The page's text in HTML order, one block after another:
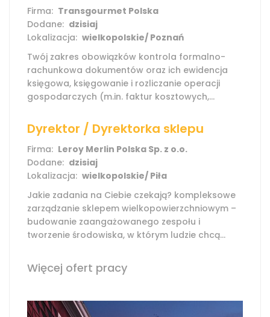
Firma: Transgourmet Polska
Dodane: dzisiaj
Lokalizacja: wielkopolskie/ Poznań
Twój zakres obowiązków kontrola formalno-
rachunkowa dokumentów oraz ich ewidencja
księgowa, księgowanie i rozliczanie operacji
gospodarczych (m.in. faktur kosztowych,...
Dyrektor / Dyrektorka sklepu
Firma: Leroy Merlin Polska Sp. z o.o.
Dodane: dzisiaj
Lokalizacja: wielkopolskie/ Piła
Jakie zadania na Ciebie czekają? kompleksowe
zarządzanie sklepem wielkopowierzchniowym –
budowanie zaangażowanego zespołu i
tworzenie środowiska, w którym ludzie chcą...
Więcej ofert pracy